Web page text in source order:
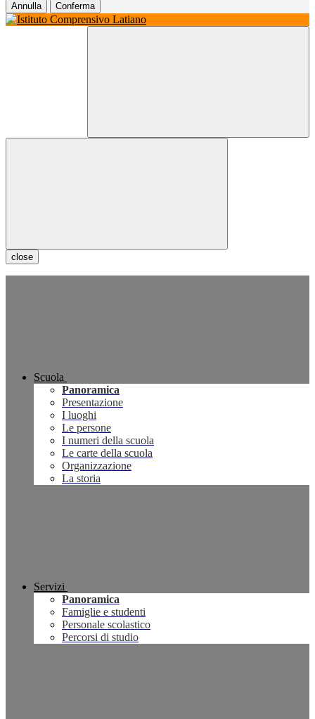
Annulla Conferma
close
Scuola
Panoramica
Presentazione
I luoghi
Le persone
I numeri della scuola
Le carte della scuola
Organizzazione
La storia
Servizi
Panoramica
Famiglie e studenti
Personale scolastico
Percorsi di studio